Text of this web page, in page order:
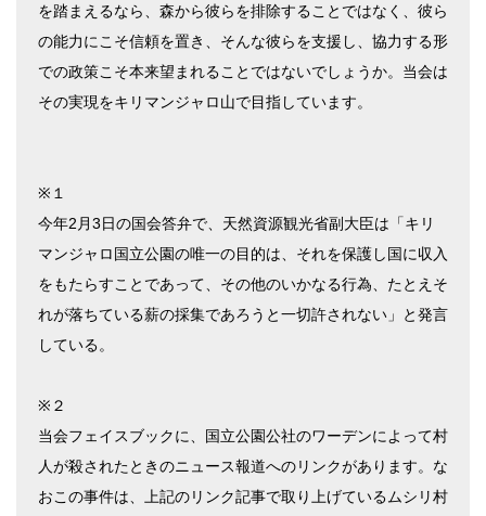
を踏まえるなら、森から彼らを排除することではなく、彼ら
の能力にこそ信頼を置き、そんな彼らを支援し、協力する形
での政策こそ本来望まれることではないでしょうか。当会は
その実現をキリマンジャロ山で目指しています。
※１
今年2月3日の国会答弁で、天然資源観光省副大臣は「キリ
マンジャロ国立公園の唯一の目的は、それを保護し国に収入
をもたらすことであって、その他のいかなる行為、たとえそ
れが落ちている薪の採集であろうと一切許されない」と発言
している。
※２
当会フェイスブックに、国立公園公社のワーデンによって村
人が殺されたときのニュース報道へのリンクがあります。な
おこの事件は、上記のリンク記事で取り上げているムシリ村